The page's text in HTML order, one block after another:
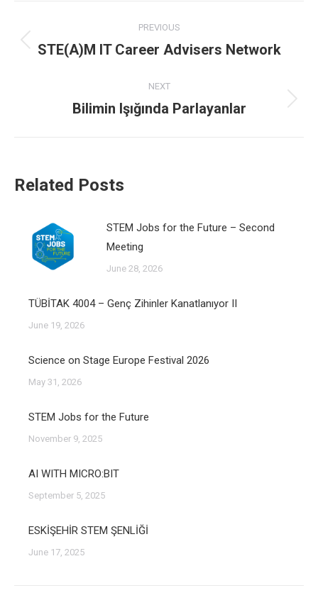
navigation
PREVIOUS
Previous
STE(A)M IT Career Advisers Network
NEXT
Next
Bilimin Işığında Parlayanlar
Related Posts
STEM Jobs for the Future – Second
Meeting
June 28, 2026
TÜBİTAK 4004 – Genç Zihinler Kanatlanıyor II
June 19, 2026
Science on Stage Europe Festival 2026
May 31, 2026
STEM Jobs for the Future
November 9, 2025
AI WITH MICRO:BIT
September 5, 2025
ESKİŞEHİR STEM ŞENLİĞİ
June 17, 2025